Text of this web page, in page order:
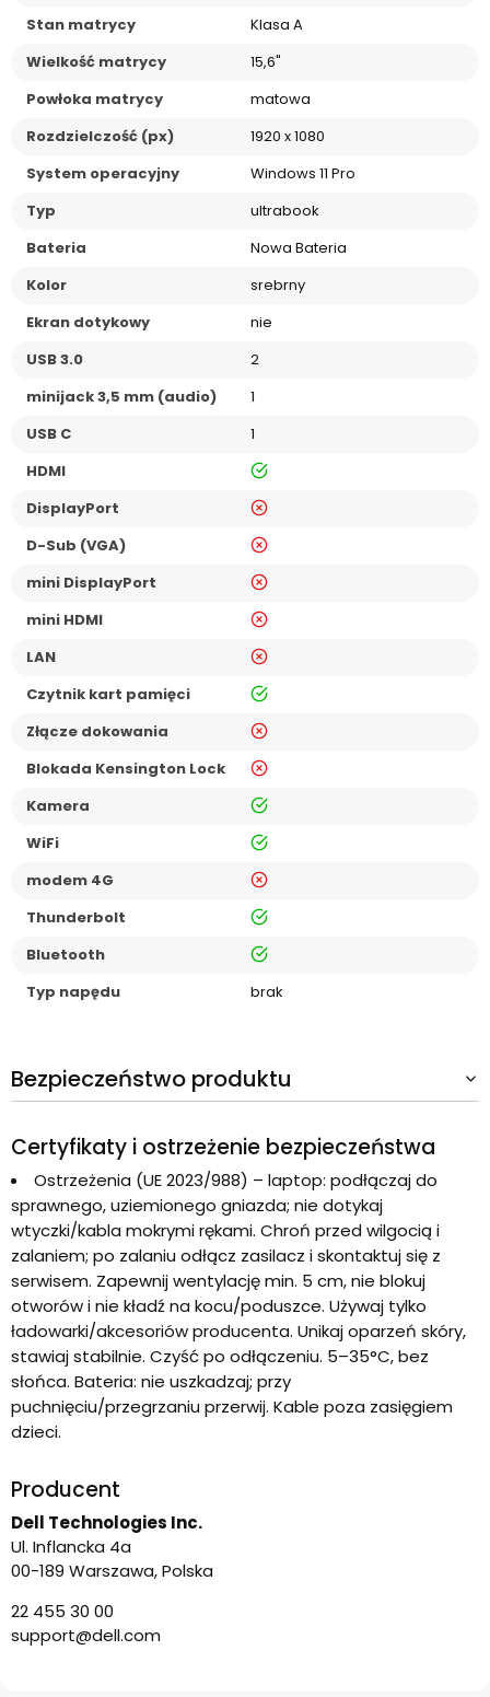
Stan matrycy
Klasa A
Wielkość matrycy
15,6"
Powłoka matrycy
matowa
Rozdzielczość (px)
1920 x 1080
System operacyjny
Windows 11 Pro
Typ
ultrabook
Bateria
Nowa Bateria
Kolor
srebrny
Ekran dotykowy
nie
USB 3.0
2
minijack 3,5 mm (audio)
1
USB C
1
HDMI
tak
DisplayPort
nie
D-Sub (VGA)
nie
mini DisplayPort
nie
mini HDMI
nie
LAN
nie
Czytnik kart pamięci
tak
Złącze dokowania
nie
Blokada Kensington Lock
nie
Kamera
tak
WiFi
tak
modem 4G
nie
Thunderbolt
tak
Bluetooth
tak
Typ napędu
brak
Bezpieczeństwo produktu
Certyfikaty i ostrzeżenie bezpieczeństwa
Ostrzeżenia (UE 2023/988) – laptop: podłączaj do
sprawnego, uziemionego gniazda; nie dotykaj
wtyczki/kabla mokrymi rękami. Chroń przed wilgocią i
zalaniem; po zalaniu odłącz zasilacz i skontaktuj się z
serwisem. Zapewnij wentylację min. 5 cm, nie blokuj
otworów i nie kładź na kocu/poduszce. Używaj tylko
ładowarki/akcesoriów producenta. Unikaj oparzeń skóry,
stawiaj stabilnie. Czyść po odłączeniu. 5–35°C, bez
słońca. Bateria: nie uszkadzaj; przy
puchnięciu/przegrzaniu przerwij. Kable poza zasięgiem
dzieci.
Producent
Dell Technologies Inc.
Ul. Inflancka 4a
00-189 Warszawa, Polska
22 455 30 00
support@dell.com